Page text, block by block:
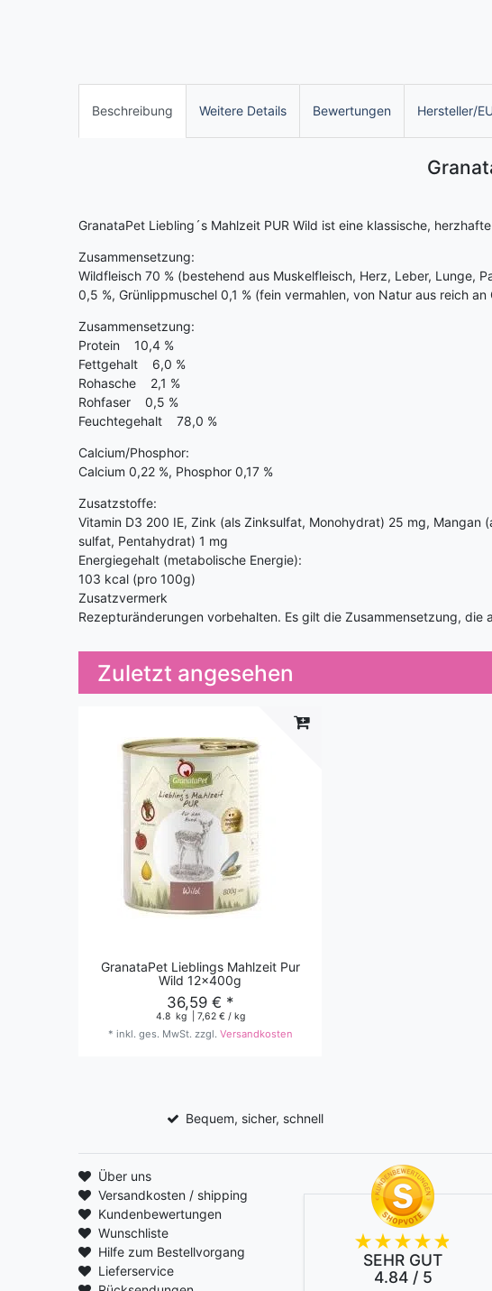
Beschreibung Weitere Details Bewertungen Hersteller/
GranataPet Liebling´s Mahlzeit PUR Wild ist eine klassische,
Zusammensetzung:
Wildfleisch 70 % (bestehend aus Muskelfleisch, Herz, Leber, Lunge,
0,5 %, Grünlippmuschel 0,1 % (fein vermahlen, von Natur aus reich
Zusammensetzung:
Protein 10,4 %
Fettgehalt 6,0 %
Rohasche 2,1 %
Rohfaser 0,5 %
Feuchtegehalt 78,0 %
Calcium/Phosphor:
Calcium 0,22 %, Phosphor 0,17 %
Zusatzstoffe:
Vitamin D3 200 IE, Zink (als Zinksulfat, Monohydrat) 25 mg,
sulfat, Pentahydrat) 1 mg
Energiegehalt (metabolische Energie):
103 kcal (pro 100g)
Zusatzvermerk
Rezepturänderungen vorbehalten. Es gilt die Zusammensetzung, die
Zuletzt angesehen
GranataPet Lieblings Mahlzeit Pur
Wild 12x400g
36,59 € *
4.8 kg | 7,62 € / kg
* inkl. ges. MwSt. zzgl. Versandkosten
Bequem, sicher, schnell
Über uns
Versandkosten / shipping
Kundenbewertungen
Wunschliste
Hilfe zum Bestellvorgang
Lieferservice
SEHR GUT
4.84 / 5